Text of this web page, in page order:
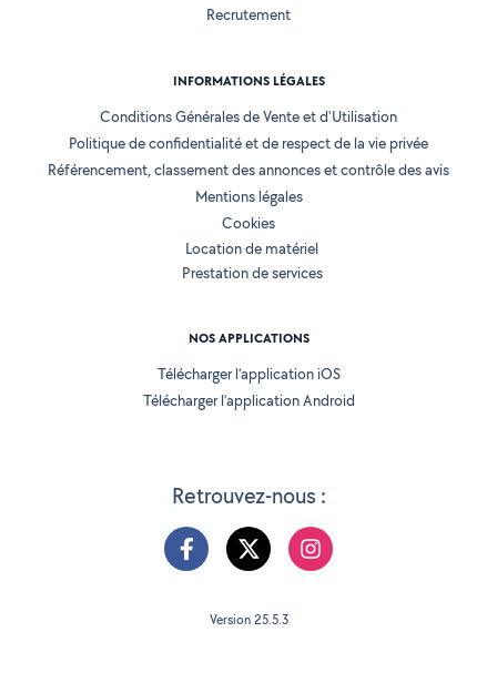
Retrouvez-nous :
Recrutement
INFORMATIONS LÉGALES
Conditions Générales de Vente et d'Utilisation
Politique de confidentialité et de respect de la vie privée
Référencement, classement des annonces et contrôle des avis
Mentions légales
Cookies
Location de matériel
Prestation de services
NOS APPLICATIONS
Télécharger l’application iOS
Télécharger l’application Android
Version 25.5.3